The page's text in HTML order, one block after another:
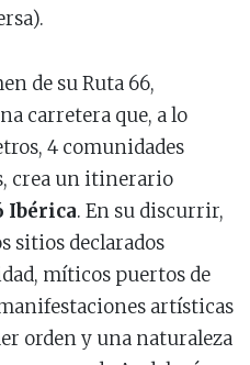
de su Ruta 66,
carretera que, a lo
4 comunidades
crea un itinerario
Ibérica. En su discurrir,
sitios declarados
míticos puertos de
artísticas
orden y una naturaleza